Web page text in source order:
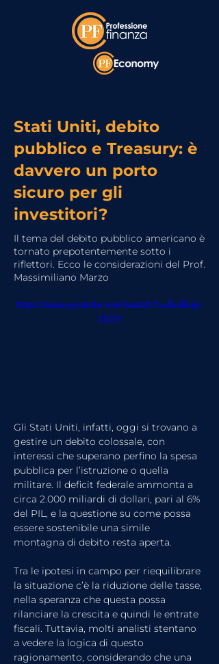
Stati Uniti, debito
pubblico e Treasury: è
davvero un porto
sicuro per gli
investitori?
Il tema del debito pubblico americano è
tornato prepotentemente sotto i
riflettori. Ecco le considerazioni del Prof.
Massimiliano Marzo
https://www.youtube.com/watch?v=BuBrup-
2D2Y
Gli Stati Uniti, infatti, oggi si trovano a
gestire un debito colossale, con
interessi che superano perfino la spesa
pubblica per l’istruzione o quella
militare. Il deficit federale ammonta a
circa 2.000 miliardi di dollari, pari al 6%
del PIL, e la questione su come possa
essere sostenibile una simile
montagna di debito resta aperta.
Tra le ipotesi in campo per riequilibrare
la situazione c’è la riduzione delle tasse,
nella speranza che questa possa
rilanciare la crescita e quindi le entrate
fiscali. Tuttavia, molti analisti stentano
a vedere la logica di questo
ragionamento, considerando che una